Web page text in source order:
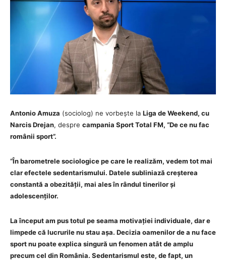
Antonio Amuza (sociolog) ne vorbește la Liga de Weekend, cu
Narcis Drejan, despre campania Sport Total FM, “De ce nu fac
românii sport”.
“În barometrele sociologice pe care le realizăm, vedem tot mai
clar efectele sedentarismului. Datele subliniază creșterea
constantă a obezității, mai ales în rândul tinerilor și
adolescenților.
La început am pus totul pe seama motivației individuale, dar e
limpede că lucrurile nu stau așa. Decizia oamenilor de a nu face
sport nu poate explica singură un fenomen atât de amplu
precum cel din România. Sedentarismul este, de fapt, un